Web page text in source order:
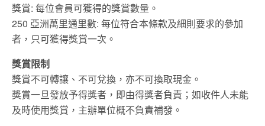
獎賞: 每位會員可獲得的獎賞數量。
250 亞洲萬里通里數: 每位符合本條款及細則要求的參加
者，只可獲得獎賞一次。
獎賞限制
獎賞不可轉讓、不可兌換，亦不可換取現金。
獎賞一旦發放予得獎者，即由得獎者負責；如收件人未能
及時使用獎賞，主辦單位概不負責補發。